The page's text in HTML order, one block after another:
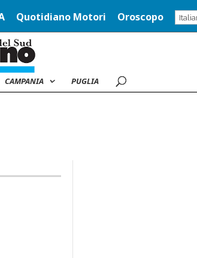
Quotidiano Motori Oroscopo
CAMPANIA PUGLIA